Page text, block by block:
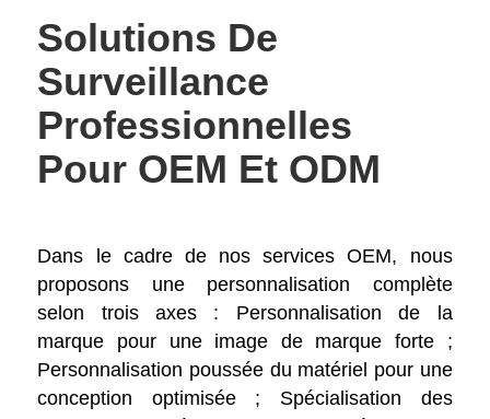
Solutions De
Surveillance
Professionnelles
Pour OEM Et ODM
Dans le cadre de nos services OEM, nous
proposons une personnalisation complète
selon trois axes : Personnalisation de la
marque pour une image de marque forte ;
Personnalisation poussée du matériel pour une
conception optimisée ; Spécialisation des